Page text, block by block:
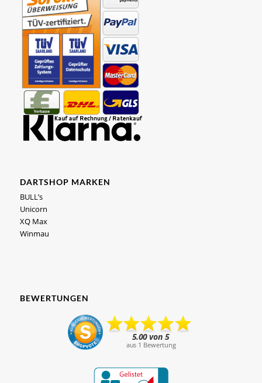
DARTSHOP MARKEN
BULL’s
Unicorn
XQ Max
Winmau
BEWERTUNGEN